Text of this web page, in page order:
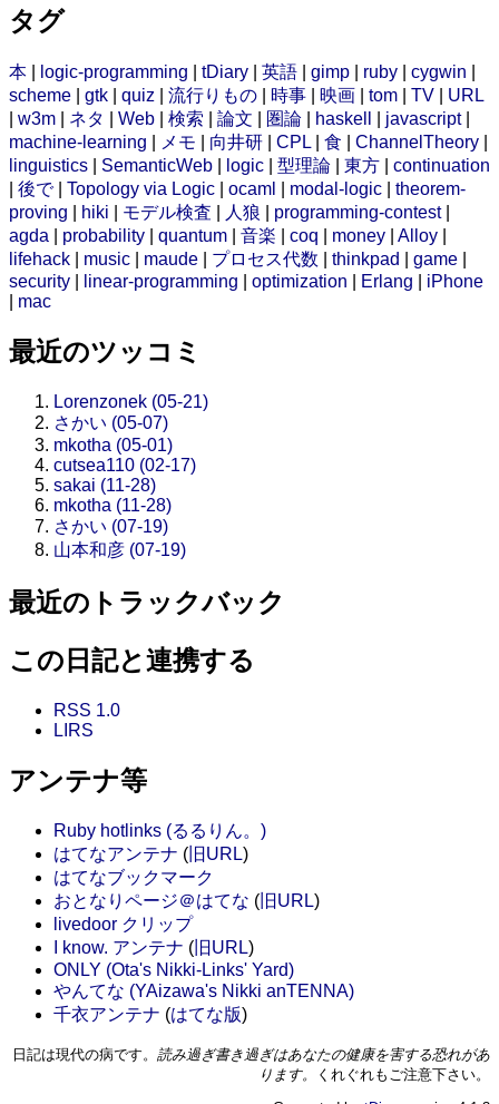
タグ
本 logic-programming tDiary 英語 gimp ruby cygwin
scheme
gtk quiz 流行りもの 時事 映画 tom TV
URL
w3m ネタ Web 検索 論文 圏論 haskell javascript|
machine-learning
メモ 向井研 CPL 食 ChannelTheory
linguistics
SemanticWeb logic 型理論 東方
continuation
後で| Topology via Logic ocaml modal-logic
theorem-
proving
hiki モデル検査 人狼 programming-contest|
agda
probability quantum 音楽 coq money Alloy
lifehack
music maude プロセス代数 thinkpad game
security
linear-programming optimization Erlang
iPhone
mac
最近のツッコミ
Lorenzonek (05-21)
さかい (05-07)
mkotha (05-01)
cutsea110 (02-17)
sakai (11-28)
mkotha (11-28)
さかい (07-19)
山本和彦 (07-19)
最近のトラックバック
この日記と連携する
RSS 1.0
LIRS
アンテナ等
Ruby hotlinks (るるりん。)
はてなアンテナ ( 旧URL)
はてなブックマーク
おとなりページ＠はてな ( 旧URL)
livedoor クリップ
I know. アンテナ ( 旧URL)
ONLY (Ota's Nikki-Links' Yard)
やんてな (YAizawa's Nikki anTENNA)
千衣アンテナ (はてな版)
日記は現代の病です。 読み過ぎ書き過ぎはあなたの健康を害する恐れがあ
ります。
くれぐれもご注意下さい。